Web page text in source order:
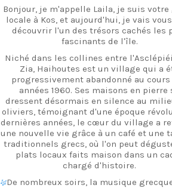
Bonjour, je m'appelle Laila, je suis votre
locale à Kos, et aujourd'hui, je vais
découvrir l'un des trésors cachés les
fascinants de l'île.
Niché dans les collines entre
Zia, Haihoutes est un village qui a
progressivement abandonné au cours
années 1960. Ses maisons en pierre
dressent désormais en silence au
oliviers, témoignant d'une époque
dernières années, le cœur du village a
une nouvelle vie grâce à un café et une
traditionnels grecs, où l'on peut
plats locaux faits maison dans un
chargé d'histoire.
De nombreux soirs, la musique